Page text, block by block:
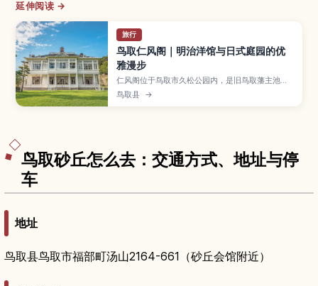
延伸阅读 →
旅行
鸟取仁风阁｜明治洋馆与日式庭园的优
雅漫步
仁风阁位于鸟取市久松公园内，是旧鸟取藩主池田
家于明治时期建造的西式宅邸，以法式文艺复兴风
格建筑被指定为日本重要文化财。虽然本馆目前因
方式。
鸟取县 →
鸟取砂丘怎么去：交通方式、地址与停
车
地址
鸟取县鸟取市福部町汤山2164-661（砂丘会馆附近）